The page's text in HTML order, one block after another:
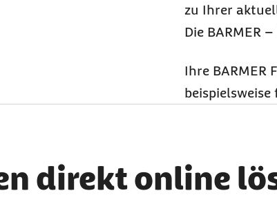
zu Ihrer
Die BARMER
Ihre
direkt online